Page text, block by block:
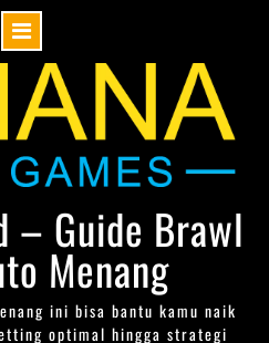
– Guide Brawl
Menang
ini bisa bantu kamu naik
optimal hingga strategi